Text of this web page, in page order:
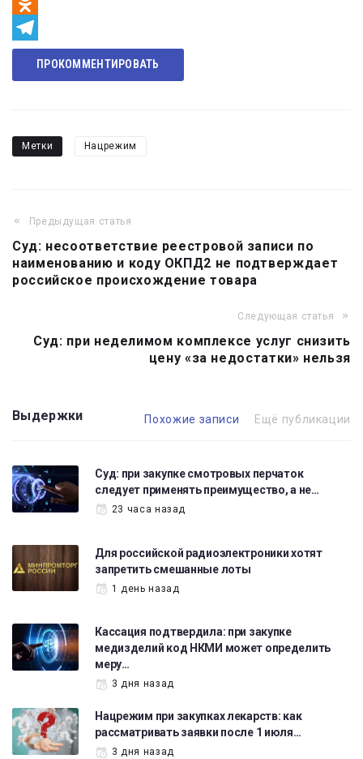
Odnoklassniki
Telegram
ПРОКОММЕНТИРОВАТЬ
Метки Нацрежим
Навигация
по
записям
Предыдущая статья
Суд: несоответствие реестровой записи по
наименованию и коду ОКПД2 не подтверждает
российское происхождение товара
Следующая статья
Суд: при неделимом комплексе услуг снизить
цену «за недостатки» нельзя
Выдержки Похожие записи Ещё публикации
Суд: при закупке смотровых перчаток
следует применять преимущество, а не…
23 часа назад
Для российской радиоэлектроники хотят
запретить смешанные лоты
1 день назад
Кассация подтвердила: при закупке
медизделий код НКМИ может определить
меру…
3 дня назад
Нацрежим при закупках лекарств: как
рассматривать заявки после 1 июля…
3 дня назад